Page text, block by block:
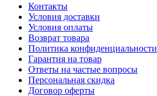
Контакты
Условия доставки
Условия оплаты
Возврат товара
Политика конфиденциальности
Гарантия на товар
Ответы на частые вопросы
Персональная скидка
Договор оферты